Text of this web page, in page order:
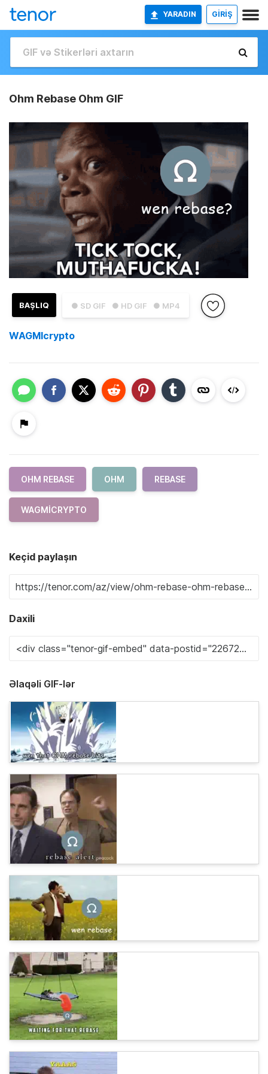
YARADIN GİRİŞ
Ohm Rebase Ohm GIF
● SD GIF ● HD GIF ● MP4
BAŞLIQ
WAGMIcrypto
OHM REBASE OHM REBASE
WAGMICRYPTO
Keçid paylaşın
Daxili
Əlaqəli GIF-lər